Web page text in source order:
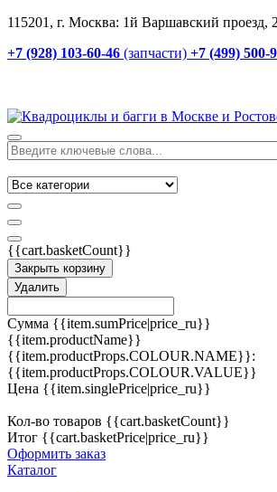
115201, г. Москва: 1й Варшавский проезд,
+7 (928) 103-60-46 (запчасти) +7 (499) 500-
{{cart.basketCount}}
Закрыть корзину
Удалить
Сумма {{item.sumPrice|price_ru}}
{{item.productName}}
{{item.productProps.COLOUR.NAME}}:
{{item.productProps.COLOUR.VALUE}}
Цена {{item.singlePrice|price_ru}}
Кол-во товаров {{cart.basketCount}}
Итог {{cart.basketPrice|price_ru}}
Оформить заказ
Каталог